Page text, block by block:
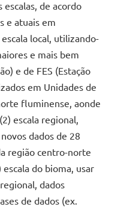
de acordo
e atuais em
local, utilizando-
e mais bem
e de FES (Estação
em Unidades de
fluminense, aonde
escala regional,
dados de 28
região centro-norte
do bioma, usar
dados
de dados (ex.